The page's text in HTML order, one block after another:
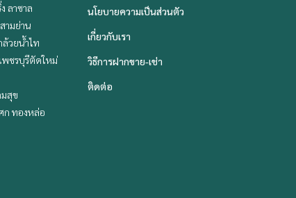
ลาซาล
ามย่าน
ล้วยน้ำไท
พชรบุรีตัดใหม่
สุข
ก ทองหล่อ
นโยบายความเป็นส่วนตัว
เกี่ยวกับเรา
วิธีการฝากขาย-เช่า
ติดต่อ